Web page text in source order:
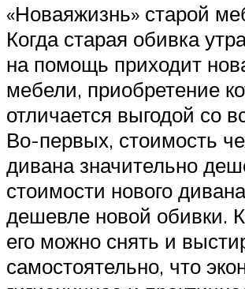
«Новаяжизнь» старой
Когда старая обивка
на помощь приходит
мебели, приобретение
отличается выгодой со
Во-первых, стоимость
дивана значительно
стоимости нового
дешевле новой обивки.
его можно снять и
самостоятельно, что